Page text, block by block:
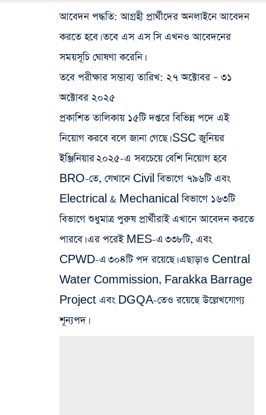
আবেদন পদ্ধতি: আগ্রহী প্রার্থীদের অনলাইনে আবেদন
করতে হবে। তবে এস এস সি এখনও আবেদনের
সময়সূচি ঘোষণা করেনি।
তবে পরীক্ষার সম্ভাব্য তারিখ: ২৭ অক্টোবর – ৩১
অক্টোবর ২০২৫
প্রকাশিত তালিকায় ১৫টি দপ্তরে বিভিন্ন পদে এই
নিয়োগ করবে বলে জানা গেছে। SSC জুনিয়র
ইঞ্জিনিয়ার ২০২৫-এ সবচেয়ে বেশি নিয়োগ হবে
BRO-তে, যেখানে Civil বিভাগে ৭৯৬টি এবং
Electrical & Mechanical বিভাগে ১৬৩টি
বিভাগে শুধুমাত্র পুরুষ প্রার্থীরাই এখানে আবেদন করতে
পারবে। এর পরেই MES-এ ৩৩৮টি, এবং
CPWD-এ ৩০৪টি পদ রয়েছে। এছাড়াও Central
Water Commission, Farakka Barrage
Project এবং DGQA-তেও রয়েছে উল্লেখযোগ্য
শূন্যপদ।